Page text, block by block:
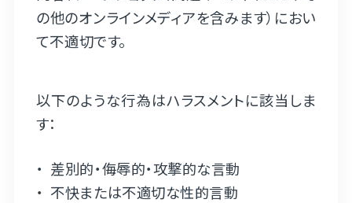
の他のオンラインメディアを含みます）におい
て不適切です。
以下のような行為はハラスメントに該当しま
す：
差別的・侮辱的・攻撃的な言動
不快または不適切な性的言動